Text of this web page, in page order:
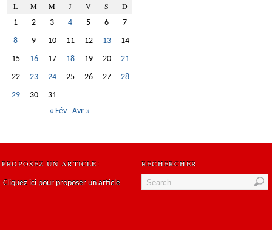
L
M M J V S D
1 2 3 4 5 6
7
8
9 10 11 12 13
14
15
16 17 18 19 20
21
22
23 24 25 26 27
28
29
30
31
« Fév
Avr »
PROPOSEZ UN ARTICLE:
Cliquez ici pour proposer un article
RECHERCHER